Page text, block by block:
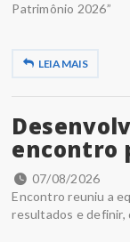
Patrimônio 2026”
LEIA MAIS
encontro
07/08/2026
Encontro reuniu a
resultados e definir,